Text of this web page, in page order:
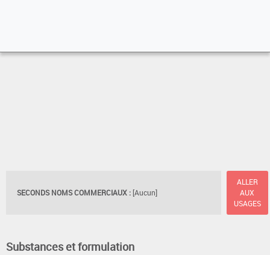
SECONDS NOMS COMMERCIAUX : [Aucun]
ALLER
AUX
USAGES
Substances et formulation